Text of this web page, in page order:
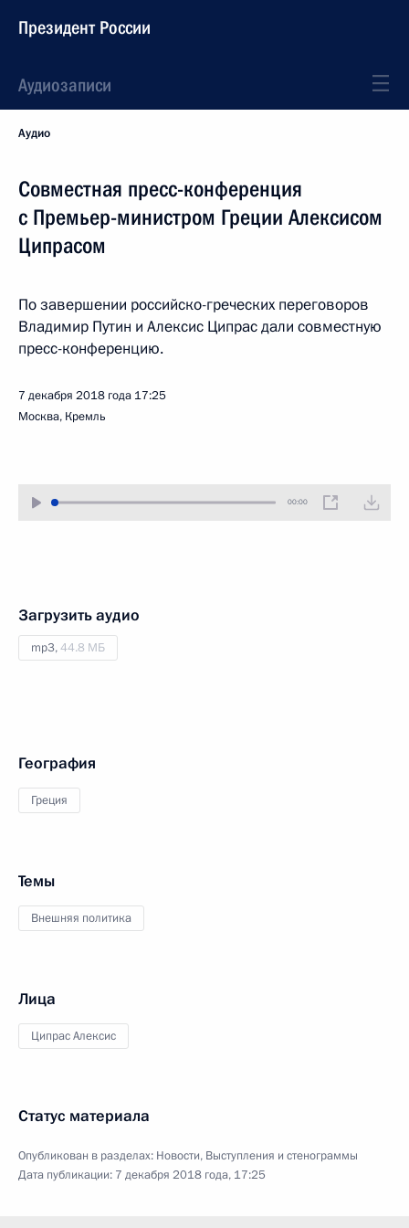
Президент России
Аудиозаписи
Аудио
Совместная пресс-конференция
с Премьер-министром Греции Алексисом
Ципрасом
По завершении российско-греческих переговоров
Владимир Путин и Алексис Ципрас дали совместную
пресс-конференцию.
7 декабря 2018 года 17:25
Москва, Кремль
00:00
Загрузить аудио
mp3,44.8 МБ
География
Греция
Темы
Внешняя политика
Лица
Ципрас Алексис
Статус материала
Опубликован в разделах: Новости, Выступления и стенограммы
Дата публикации: 7 декабря 2018 года, 17:25